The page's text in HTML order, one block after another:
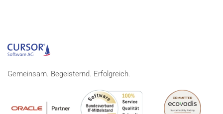
Gemeinsam. Begeisternd. Erfolgreich.